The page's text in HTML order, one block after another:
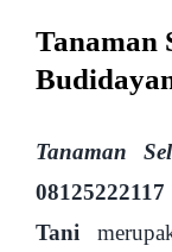
Tanaman
Tanaman
Tani